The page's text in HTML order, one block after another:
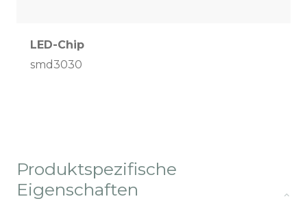
LED-Chip
smd3030
Produktspezifische
Eigenschaften